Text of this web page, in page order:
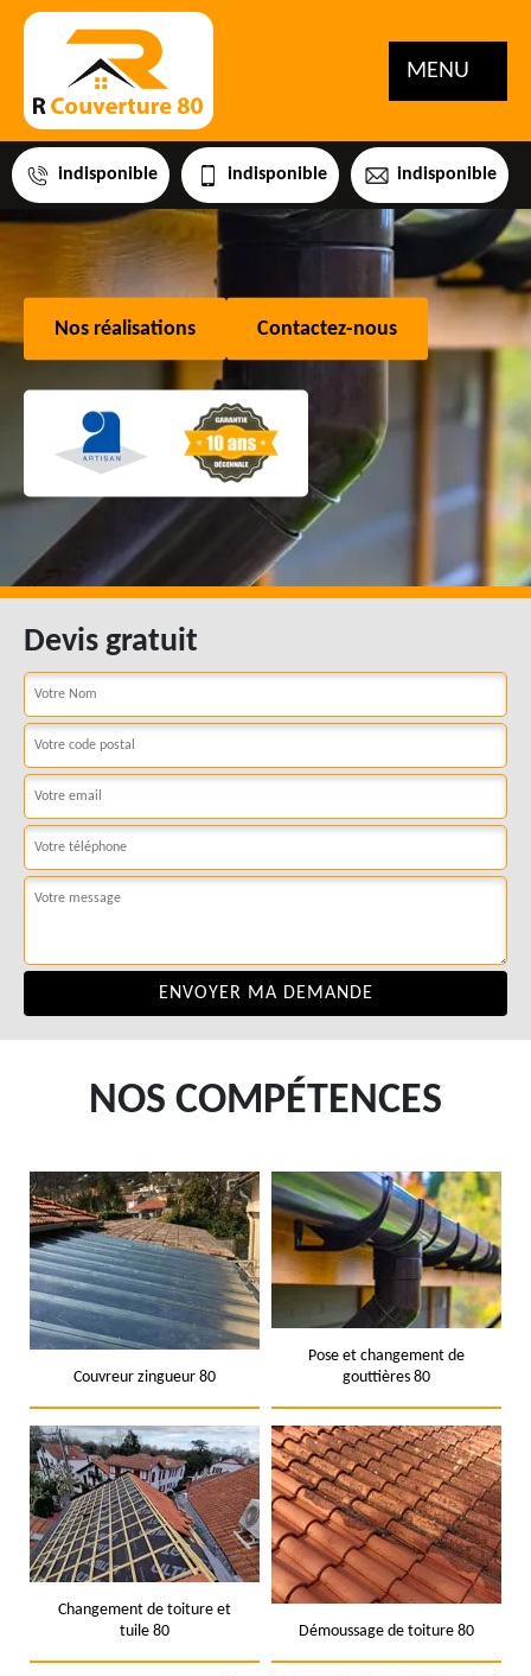
MENU
indisponible indisponible indisponible
Nos réalisations Contactez-nous
Devis gratuit
NOS COMPÉTENCES
Couvreur zingueur 80
Pose et changement de
gouttières 80
Changement de toiture et
tuile 80
Démoussage de toiture 80